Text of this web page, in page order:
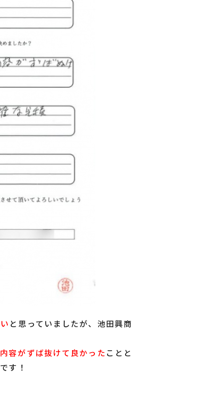
と思っていましたが、池田興商
容がずば抜けて良かった ことと
です！